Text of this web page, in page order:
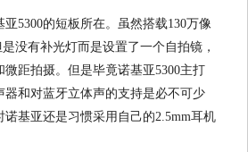
5300的短板所在。虽然搭载130万像
没有补光灯而是设置了一个自拍镜，
微距拍摄。但是毕竟诺基亚5300主打
器和对蓝牙立体声的支持是必不可少
诺基亚还是习惯采用自己的2.5mm耳机